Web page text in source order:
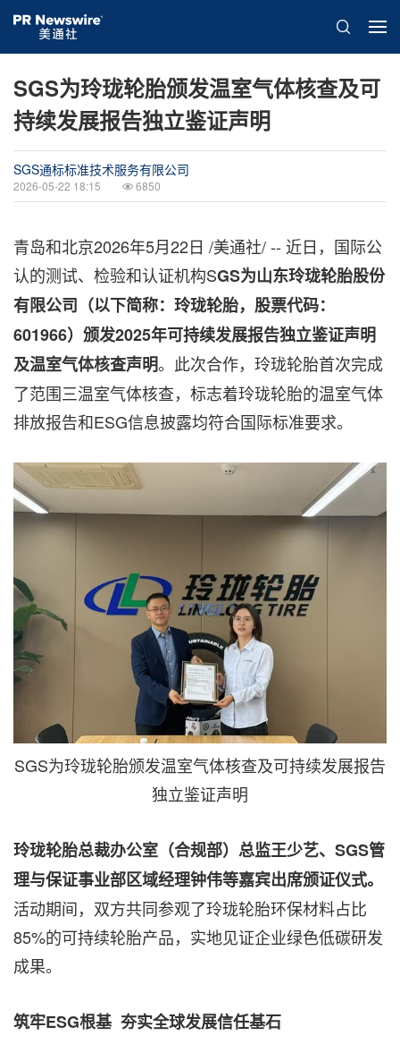
SGS为玲珑轮胎颁发温室气体核查及可
持续发展报告独立鉴证声明
SGS通标标准技术服务有限公司
2026-05-22 18:15 6850
青岛和北京2026年5月22日 /美通社/ -- 近日，国际公
认的测试、检验和认证机构SGS为山东玲珑轮胎股份
有限公司（以下简称：玲珑轮胎，股票代码：
601966）颁发2025年可持续发展报告独立鉴证声明
及温室气体核查声明。此次合作，玲珑轮胎首次完成
了范围三温室气体核查，标志着玲珑轮胎的温室气体
排放报告和ESG信息披露均符合国际标准要求。
SGS为玲珑轮胎颁发温室气体核查及可持续发展报告
独立鉴证声明
玲珑轮胎总裁办公室（合规部）总监王少艺、 SGS管
理与保证事业部区域经理钟伟等嘉宾出席颁证仪式。
活动期间，双方共同参观了玲珑轮胎环保材料占比
85%的可持续轮胎产品，实地见证企业绿色低碳研发
成果。
筑牢ESG根基 夯实全球发展信任基石